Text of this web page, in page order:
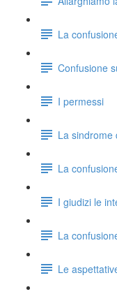
La
Confusione
I permessi
La sindrome
La
I giudizi le
La
Le